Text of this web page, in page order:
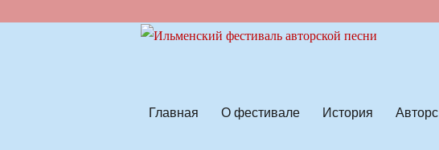
Главная О фестивале История